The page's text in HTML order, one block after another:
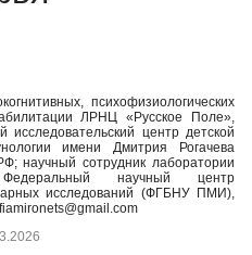
психофизиологических
ЛРНЦ «Русское Поле»,
центр детской
имени Дмитрия Рогачева
научный сотрудник лаборатории
Федеральный научный центр
исследований (ФГБНУ ПМИ),